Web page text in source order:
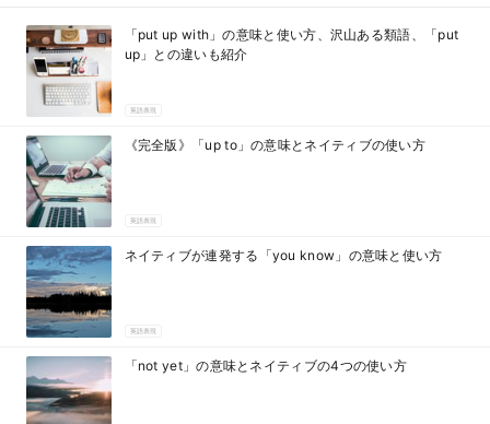
「put up with」の意味と使い方、沢山ある類語、「put
up」との違いも紹介
英語表現
《完全版》「up to」の意味とネイティブの使い方
英語表現
ネイティブが連発する「you know」の意味と使い方
英語表現
「not yet」の意味とネイティブの4つの使い方